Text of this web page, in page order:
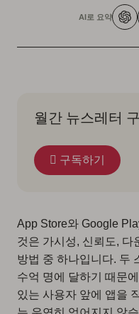
AI로 요약
월간 뉴스레터
구독하기
App Store와 Google
것은 가시성, 신뢰도, 다
방법 중 하나입니다. 두
수억 명에 달하기 때문
있는 사용자 앞에 앱을